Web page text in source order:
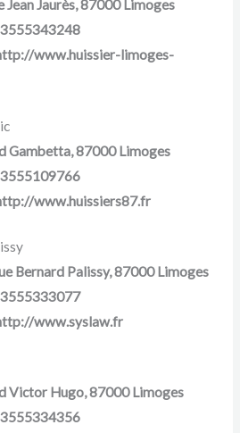
Jean Jaurès, 87000 Limoges
www.huissier-limoges-
Gambetta, 87000 Limoges
www.huissiers87.fr
Bernard Palissy, 87000 Limoges
www.syslaw.fr
Victor Hugo, 87000 Limoges